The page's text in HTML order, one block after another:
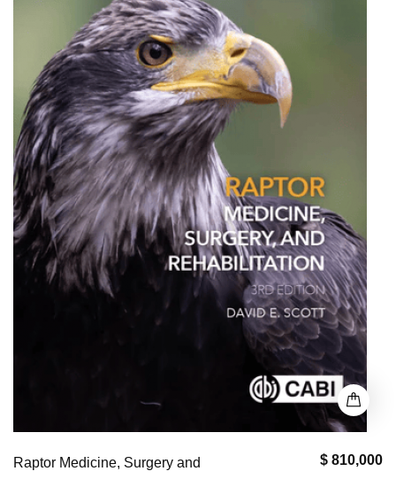
$ 810,000
Raptor Medicine, Surgery and